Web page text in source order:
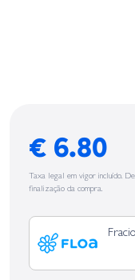
€ 6.80
Taxa legal em vigor incluído.
finalização da compra.